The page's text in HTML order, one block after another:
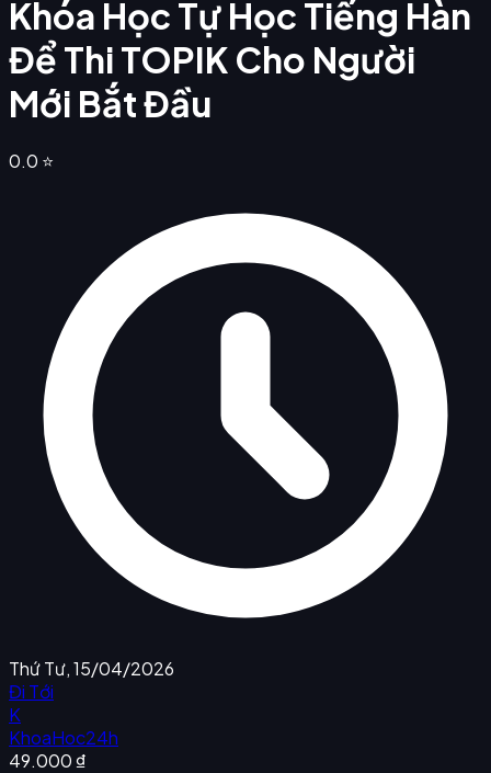
Khóa Học Tự Học Tiếng Hàn
Để Thi TOPIK Cho Người
Mới Bắt Đầu
0.0 ⭐
Thứ Tư, 15/04/2026
Đi Tới
K
KhoaHoc24h
49.000 ₫